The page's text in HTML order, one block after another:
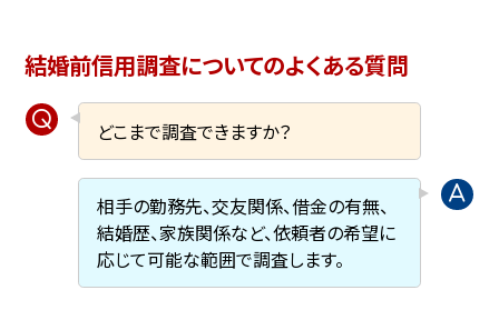
結婚前信用調査についてのよくある質問
どこまで調査できますか？
相手の勤務先、交友関係、借金の有無、
結婚歴、家族関係など、依頼者の希望に
応じて可能な範囲で調査します。